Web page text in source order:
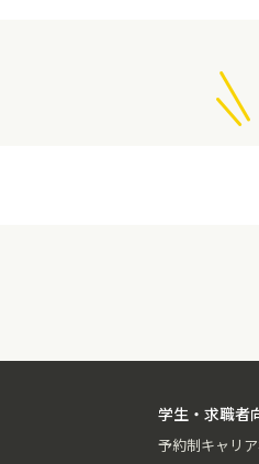
学生・求職者
予約制キャリ